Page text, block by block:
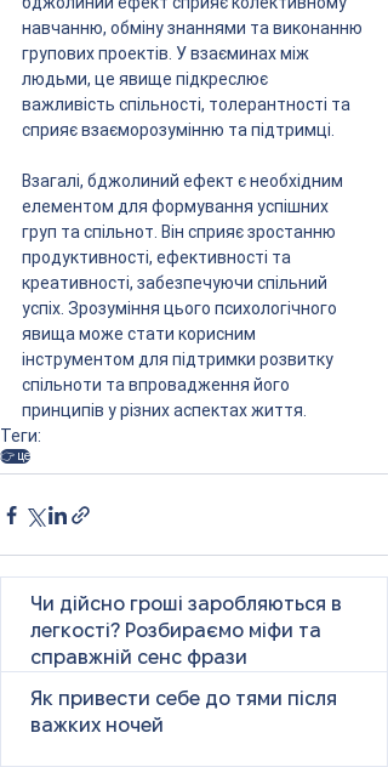
навчанню, обміну знаннями та виконанню
групових проектів. У взаєминах між
людьми, це явище підкреслює
важливість спільності, толерантності та
сприяє взаєморозумінню та підтримці.
Взагалі, бджолиний ефект є необхідним
елементом для формування успішних
груп та спільнот. Він сприяє зростанню
продуктивності, ефективності та
креативності, забезпечуючи спільний
успіх. Зрозуміння цього психологічного
явища може стати корисним
інструментом для підтримки розвитку
спільноти та впровадження його
принципів у різних аспектах життя.
Теги:
👉 це
Чи дійсно гроші заробляються в
легкості? Розбираємо міфи та
справжній сенс фрази
Як привести себе до тями після
важких ночей